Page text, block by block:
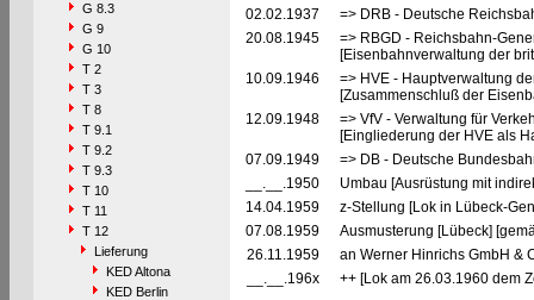
G 8.3
G 9
G 10
T 2
T 3
T 8
T 9.1
T 9.2
T 9.3
T 10
T 11
T 12
Lieferung
KED Altona
KED Berlin
02.02.1937
=> DRB - Deutsche
20.08.1945
=> RBGD - Reichsbahn-
[Eisenbahnverwaltung der
10.09.1946
=> HVE - Hauptverwaltung
[Zusammenschluß der
12.09.1948
=> VfV - Verwaltung für
[Eingliederung der HVE als
07.09.1949
=> DB - Deutsche
__.__.1950
Umbau [Ausrüstung mit
14.04.1959
z-Stellung [Lok in Lübeck-
07.08.1959
Ausmusterung [Lübeck]
26.11.1959
an Werner Hinrichs GmbH &
__.__.196x
++ [Lok am 26.03.1960 dem